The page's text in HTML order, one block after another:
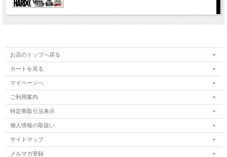
お店のトップへ戻る
カートを見る
マイページへ
ご利用案内
特定商取引法表示
個人情報の取扱い
サイトマップ
メルマガ登録